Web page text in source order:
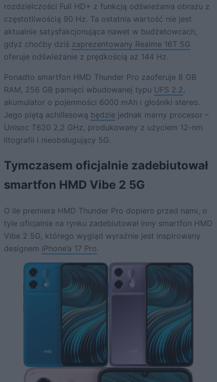
rozdzielczości Full HD+ z funkcją odświeżania obrazu z
częstotliwością 90 Hz. Ta ostatnia wartość nie jest
aktualnie satysfakcjonująca nawet w budżetowcach,
gdyż choćby dziś zaprezentowany Realme 16T 5G
oferuje odświeżanie z prędkością aż 144 Hz.
Ponadto smartfon HMD Thunder Pro zaoferuje 8 GB
RAM, 256 GB pamięci wbudowanej typu UFS 2.2 ,
akumulator o pojemności 6000 mAh i głośniki stereo.
Jego piętą achillesową będzie jednak marny procesor –
Unisoc T620 2,2 GHz, produkowany z użyciem 12-nm
litografii i nieobsługujący 5G.
Tymczasem oficjalnie zadebiutował
smartfon HMD Vibe 2 5G
O ile premiera HMD Thunder Pro dopiero przed nami, o
tyle oficjalnie na rynku zadebiutował inny smartfon HMD
Vibe 2 5G, którego wygląd wyraźnie jest inspirowany
designem iPhone’a 17 Pro.